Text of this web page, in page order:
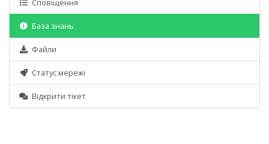
Сповіщення
База знань
Файли
Статус мережі
Відкрити тікет